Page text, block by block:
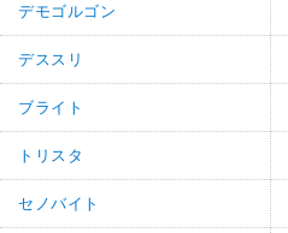
デモゴルゴン
デススリ
ブライト
トリスタ
セノバイト